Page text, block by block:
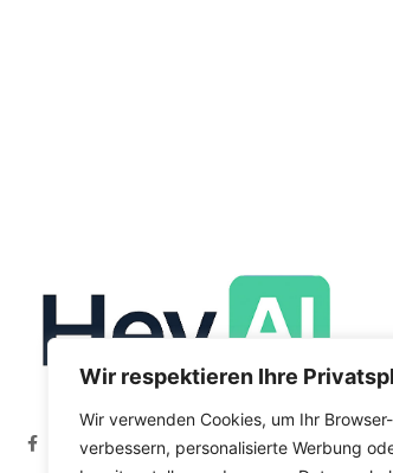
Wir respektieren Ihre
Wir verwenden Cookies, um Ihr
verbessern, personalisierte Werbung